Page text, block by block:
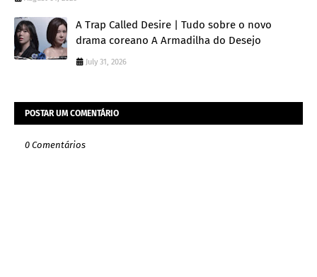
A Trap Called Desire | Tudo sobre o novo
drama coreano A Armadilha do Desejo
July 31, 2026
POSTAR UM COMENTÁRIO
0 Comentários